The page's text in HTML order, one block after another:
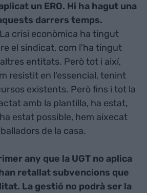
un ERO. Hi ha hagut una
darrers temps.
crisi econòmica ha tingut
el sindicat, com l'ha tingut
entitats. Però tot i així,
resistit en l'essencial, tenint
existents. Però fins i tot la
amb la plantilla, ha estat,
estat possible, hem aixecat
de la casa.
any que la UGT no aplica
retallat subvencions que
La gestió no podrà ser la